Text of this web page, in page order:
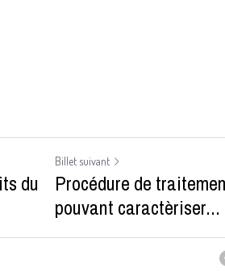
du
Billet suivant
Procédure de
pouvant caractèriser...